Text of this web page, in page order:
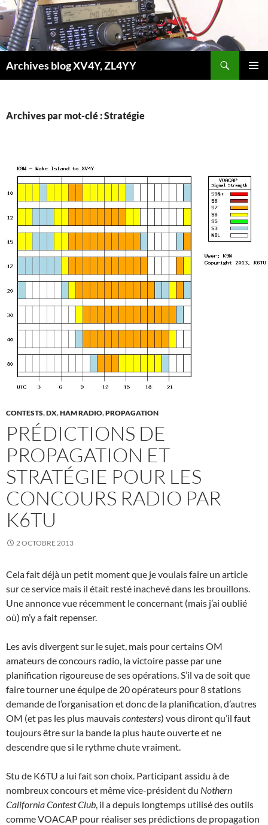
Aller
au
contenu
Archives blog XV4Y, ZL4YY
Archives par mot-clé : Stratégie
CONTESTS,DX,HAM RADIO,PROPAGATION
PRÉDICTIONS DE
PROPAGATION ET
STRATÉGIE POUR LES
CONCOURS RADIO PAR
K6TU
2 OCTOBRE 2013
Cela fait déjà un petit moment que je voulais faire un article
sur ce service mais il était resté inachevé dans les brouillons.
Une annonce vue récemment le concernant (mais j’ai oublié
où) m’y a fait repenser.
Les avis divergent sur le sujet, mais pour certains OM
amateurs de concours radio, la victoire passe par une
planification rigoureuse de ses opérations. S’il va de soit que
faire tourner une équipe de 20 opérateurs pour 8 stations
demande de l’organisation et donc de la planification, d’autres
OM (et pas les plus mauvaiscontesters) vous diront qu’il faut
toujours être sur la bande la plus haute ouverte et ne
descendre que si le rythme chute vraiment.
Stu de K6TU a lui fait son choix. Participant assidu à de
nombreux concours et même vice-président du Nothern
California Contest Club , il a depuis longtemps utilisé des outils
comme VOACAP pour réaliser ses prédictions de propagation